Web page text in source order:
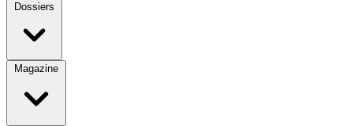
Dossiers
Magazine